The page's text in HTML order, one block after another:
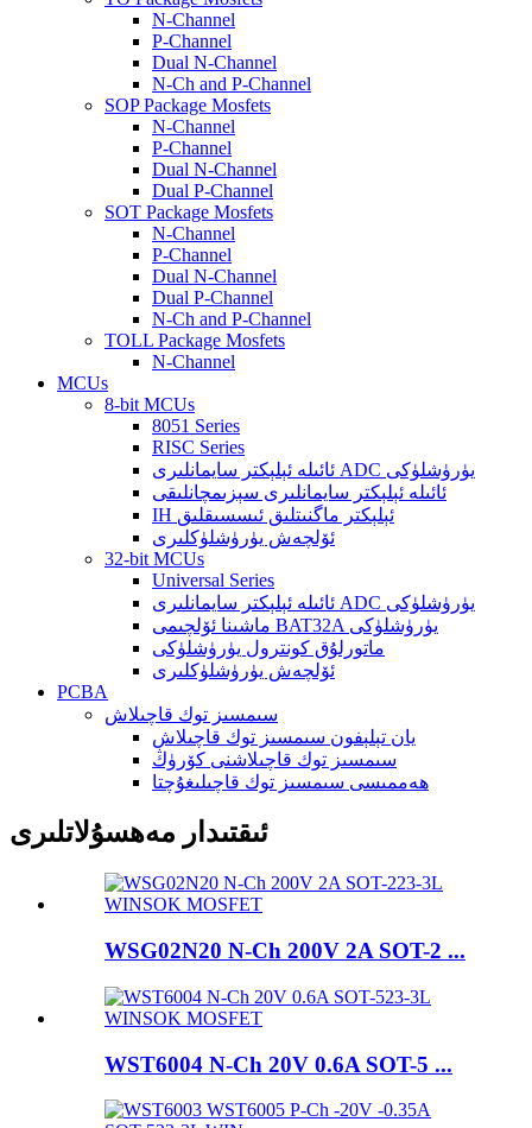
N-Channel
P-Channel
Dual N-Channel
N-Ch and P-Channel
SOP Package Mosfets
N-Channel
P-Channel
Dual N-Channel
Dual P-Channel
SOT Package Mosfets
N-Channel
P-Channel
Dual N-Channel
Dual P-Channel
N-Ch and P-Channel
TOLL Package Mosfets
N-Channel
MCUs
8-bit MCUs
8051 Series
RISC Series
ئائىلە ئېلېكتر سايمانلىرى ADC يۈرۈشلۈكى
ئائىلە ئېلېكتر سايمانلىرى سېزىمچانلىقى
IH ئېلېكتر ماگنىتلىق ئىسسىقلىق
ئۆلچەش يۈرۈشلۈكلىرى
32-bit MCUs
Universal Series
ئائىلە ئېلېكتر سايمانلىرى ADC يۈرۈشلۈكى
ماشىنا ئۆلچىمى BAT32A يۈرۈشلۈكى
ماتورلۇق كونترول يۈرۈشلۈكى
ئۆلچەش يۈرۈشلۈكلىرى
PCBA
سىمسىز توك قاچىلاش
يان تېلېفون سىمسىز توك قاچىلاش
سىمسىز توك قاچىلاشنى كۆرۈڭ
ھەممىسى سىمسىز توك قاچىلىغۇچتا
ئىقتىدار مەھسۇلاتلىرى
WSG02N20 N-Ch 200V 2A SOT-2 ...
WST6004 N-Ch 20V 0.6A SOT-5 ...